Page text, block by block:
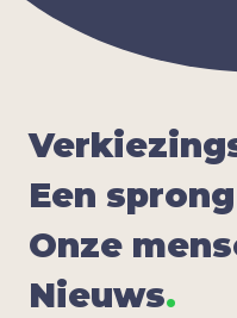
Een
Onze
Nieuws.